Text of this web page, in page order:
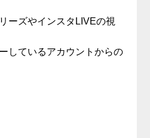
ーズやインスタLIVEの視
しているアカウントからの